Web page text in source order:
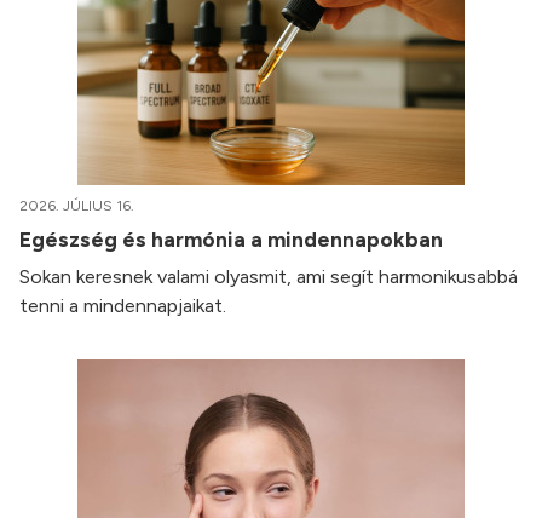
2026. JÚLIUS 16.
Egészség és harmónia a mindennapokban
Sokan keresnek valami olyasmit, ami segít harmonikusabbá
tenni a mindennapjaikat.